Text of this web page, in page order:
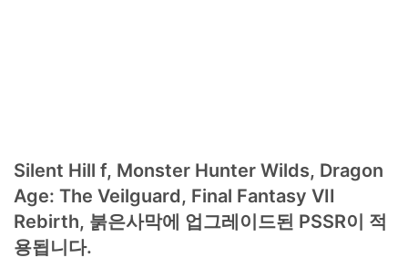
Silent Hill f, Monster Hunter Wilds, Dragon
Age: The Veilguard, Final Fantasy VII
Rebirth, 붉은사막에 업그레이드된 PSSR이 적
용됩니다.